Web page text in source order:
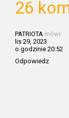
26
PATRIOTA mówi:
lis 29, 2023
o godzinie 20:52
Odpowiedz